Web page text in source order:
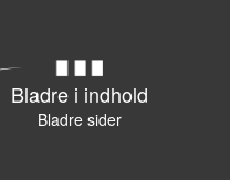
Bladre i indhold
Bladre sider